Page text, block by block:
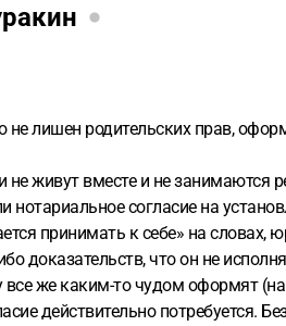
не лишен родительских прав,
живут вместе и не занимаются
согласие на
принимать к себе» на
доказательств, что он не
же каким-то чудом оформят
действительно потребуется.